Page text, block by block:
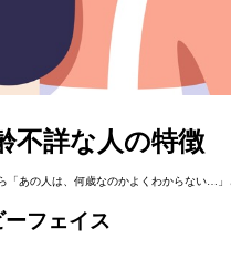
不詳な人の特徴
「あの人は、何歳なのかよくわからない…
ーフェイス